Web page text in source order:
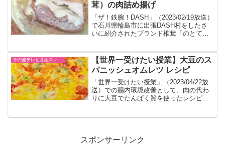
茸）の肉詰め揚げ
「ザ！鉄腕！DASH」（2023/02/19放送）
で石川県輪島市に出張DASH村をしたさ
いに紹介されたブランド椎茸「のとてま
【世界一受けたい授業】大豆のス
パニッシュオムレツ レシピ
「世界一受けたい授業」（2023/04/22放
送）での腸内環境改善として、肉の代わ
りに大豆でたんぱく質を使ったレシピが
スポンサーリンク